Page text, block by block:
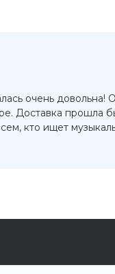
очень довольна!
Доставка прошла
кто ищет